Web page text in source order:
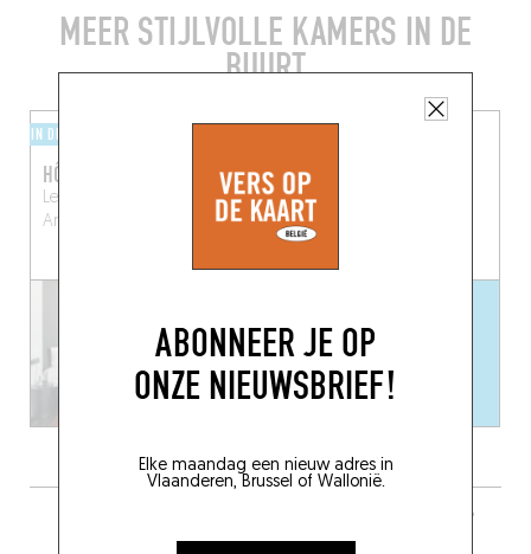
ABONNEER JE OP
ONZE NIEUWSBRIEF!
Elke maandag een nieuw adres in
Vlaanderen, Brussel of Wallonië.
MEER STIJLVOLLE KAMERS IN DE
BUURT
IN DE STAD
HÔTEL PILAR
Leopold de Waelplaats 34
Antwerpen (2000)
HOTEL JULIEN
Korte Nieuwstraat 24
Antwerpen (2000)
MEER RESTAURANTS IN DE BUURT